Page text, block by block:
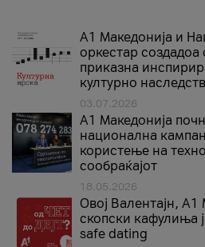
А1 Македонија и
оркестар
приказна
културно
03.07.2026
A1 Македонија
национална
користење на
сообраќајот
18.05.2026
Овој Валентајн, A1
скопски кафулиња
safe dating